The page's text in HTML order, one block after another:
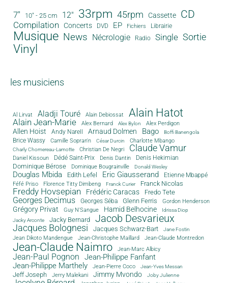
7" 10" - 25 cm 12" 33rpm 45rpm Cassette CD
Compilation Concerts DVD EP Fichiers Librairie
Musique News Nécrologie Radio Single Sortie
Vinyl
les musiciens
Al Lirvat Aladji Touré Alain Debiossat Alain Hatot
Alain Jean-Marie Alex Bernard Alex Bylon Alex Perdigon
Allen Hoist Andy Narell Arnaud Dolmen Bago Boffi Banengola
Brice Wassy Camille Sopran'n César Durcin Charlotte Mbango
Charly Chomereau-Lamotte Christian De Negri Claude Vamur
Daniel Kissoun Dédé Saint-Prix Denis Dantin Denis Hekimian
Dominique Bérose Dominique Bougrainville Donald Wesley
Douglas Mbida Edith Lefel Eric Giausserand Etienne Mbappé
Féfé Priso Florence Titty Dimbeng Franck Curier Franck Nicolas
Freddy Hovsepian Frédéric Caracas Fredo Tete
Georges Decimus Georges Séba Glenn Ferris Gordon Henderson
Grégory Privat Guy N'Sangue Hamid Belhocine
Idrissa Diop
Jacky Arconte
Jacky Bernard Jacob Desvarieux
Jacques Bolognesi Jacques Schwarz-Bart Jane Fostin
Jean Dikoto Mandengue Jean-Christophe Maillard Jean-Claude Montredon
Jean-Claude Naimro Jean-Marc Albicy
Jean-Paul Pognon
Jean-Philippe Fanfant
Jean-Philippe Marthely
Jean-Pierre Coco Jean-Yves Messan
Jeff Joseph Jerry Malekani Jimmy Mvondo Joby Julienne